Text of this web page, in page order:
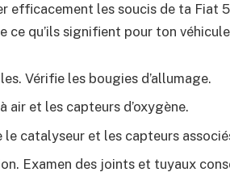
efficacement les soucis de ta Fiat
qu’ils signifient pour ton
Vérifie les bougies d’allumage.
air et les capteurs d’oxygène.
catalyseur et les capteurs
Examen des joints et tuyaux